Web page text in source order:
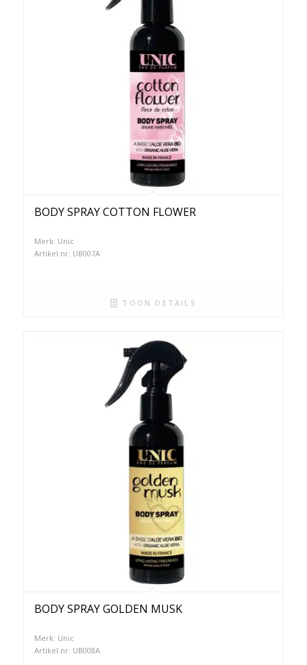
BODY SPRAY COTTON FLOWER
Merk: Unic
Artikel nr: UB007A
TOON DETAILS
BODY SPRAY GOLDEN MUSK
Merk: Unic
Artikel nr: UB008A